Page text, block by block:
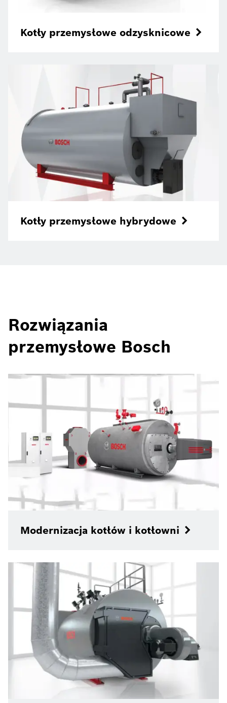
Kotły przemysłowe odzysknicowe
Kotły przemysłowe hybrydowe
Rozwiązania
przemysłowe Bosch
Modernizacja kotłów i kotłowni